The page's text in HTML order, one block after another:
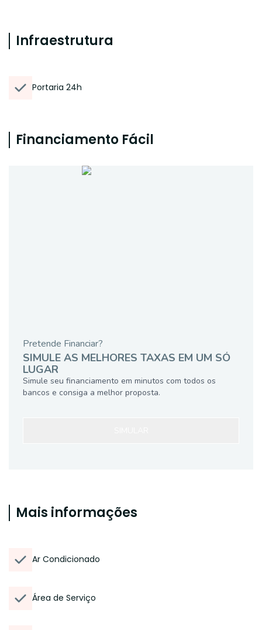
Infraestrutura
Portaria 24h
Financiamento Fácil
Pretende Financiar?
SIMULE AS MELHORES TAXAS EM UM SÓ
LUGAR
Simule seu financiamento em minutos com todos os
bancos e consiga a melhor proposta.
Mais informações
Ar Condicionado
Área de Serviço